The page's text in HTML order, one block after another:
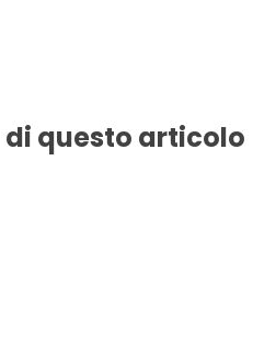
questo articolo